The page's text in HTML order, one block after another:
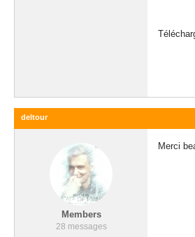
deltour
Members
28 messages
Merci